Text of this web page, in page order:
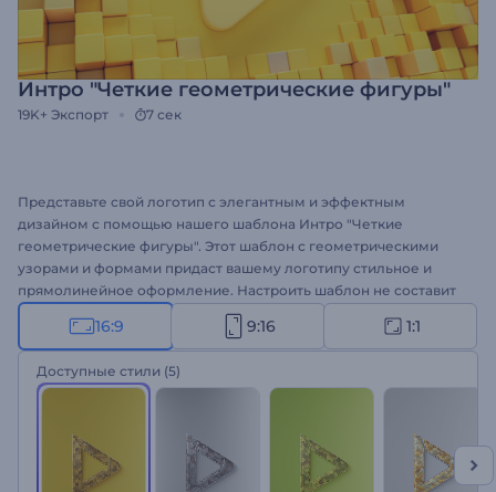
Интро "Четкие геометрические фигуры"
19K+ Экспорт 7 сек
Представьте свой логотип с элегантным и эффектным
дизайном с помощью нашего шаблона Интро "Четкие
геометрические фигуры". Этот шаблон с геометрическими
узорами и формами придаст вашему логотипу стильное и
прямолинейное оформление. Настроить шаблон не составит
труда: загрузите свой логотип, напишите слоган, добавьте
фоновую музыку из нашей музыкальной библиотеки или
загрузите свою собственную. Идеально подходит для
продвижения товаров и услуг, интро или аутро каналов,
на новый уровень!
16:9 9:16 1:1
Доступные стили (5)